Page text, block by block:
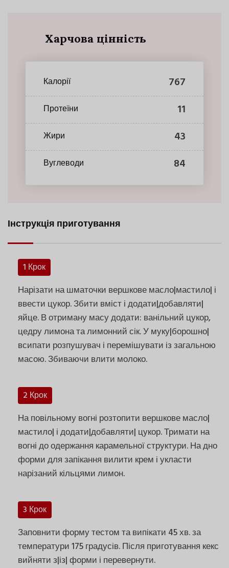
Харчова цінність
Калорії 767
Протеїни 11
Жири 43
Вуглеводи 84
Інструкція приготування
1 Крок
Нарізати на шматочки вершкове масло|мастило| і
ввести цукор. Збити вміст і додати|добавляти|
яйце. В отриману масу додати: ванільний цукор,
цедру лимона та лимонний сік. У муку|борошно|
всипати розпушувач і перемішувати із загальною
масою. Збиваючи влити молоко.
2 Крок
На повільному вогні розтопити вершкове масло|
мастило| і додати|добавляти| цукор. Тримати на
вогні до одержання карамельної структури. На дно
форми для запікання вилити крем і укласти
нарізаний кільцями лимон.
3 Крок
Заповнити форму тестом та випікати 45 хв. за
температури 175 градусів. Після приготування кекс
вийняти з|із| форми і перевернути.